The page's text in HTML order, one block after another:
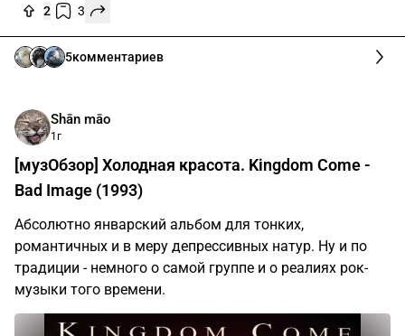
2 3
5комментариев
Shān māo
1г
[музОбзор] Холодная красота. Kingdom Come -
Bad Image (1993)
Абсолютно январский альбом для тонких,
романтичных и в меру депрессивных натур. Ну и по
традиции - немного о самой группе и о реалиях рок-
музыки того времени.